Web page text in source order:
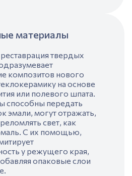
материалы
реставрация твердых
композитов нового
на основе
или полевого шпата.
способны передать
эмали, могут отражать,
свет, как
. С их помощью,
у режущего края,
опаковые слои